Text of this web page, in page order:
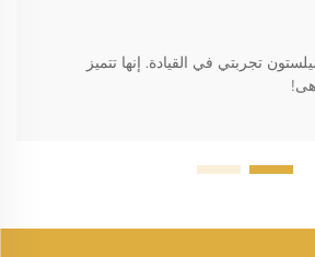
تجربتي في القيادة. إنها تتميز